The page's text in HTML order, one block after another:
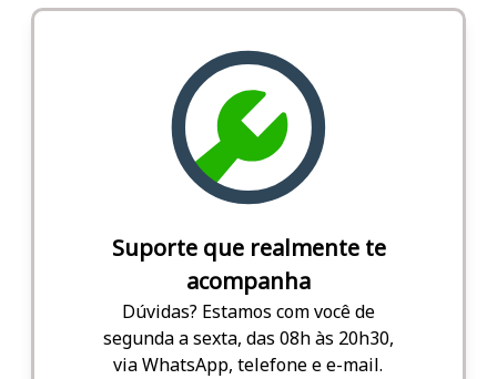
Suporte que realmente te
acompanha
Dúvidas? Estamos com você de
segunda a sexta, das 08h às 20h30,
via WhatsApp, telefone e e-mail.